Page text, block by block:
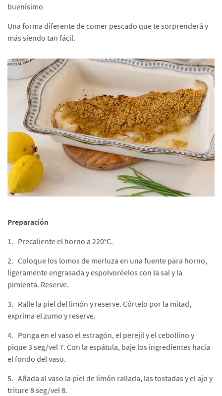
buenísimo
Una forma diferente de comer pescado que te sorprenderá y
más siendo tan fácil.
Preparación
1. Precaliente el horno a 220°C.
2. Coloque los lomos de merluza en una fuente para horno,
ligeramente engrasada y espolvoréelos con la sal y la
pimienta. Reserve.
3. Ralle la piel del limón y reserve. Córtelo por la mitad,
exprima el zumo y reserve.
4. Ponga en el vaso el estragón, el perejil y el cebollino y
pique 3 seg/vel 7. Con la espátula, baje los ingredientes hacia
el fondo del vaso.
5. Añada al vaso la piel de limón rallada, las tostadas y el ajo y
triture 8 seg/vel 8.